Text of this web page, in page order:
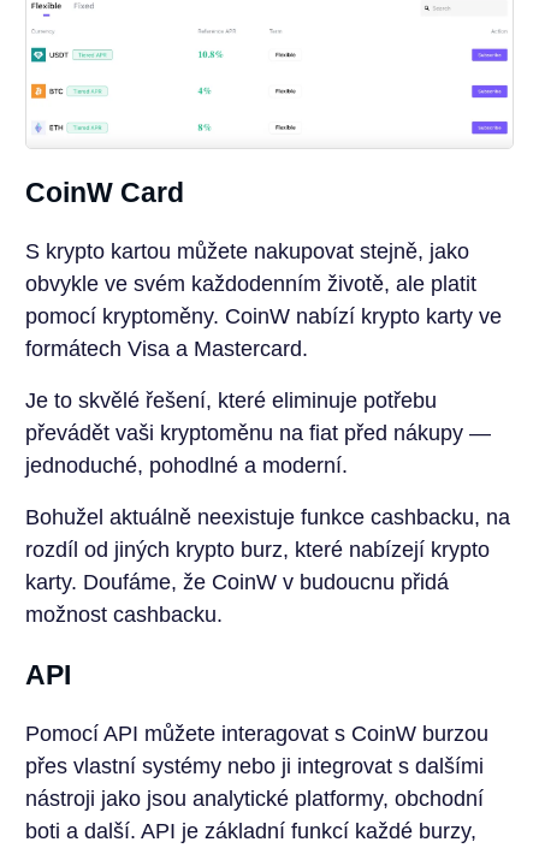
CoinW Card
S krypto kartou můžete nakupovat stejně, jako
obvykle ve svém každodenním životě, ale platit
pomocí kryptoměny. CoinW nabízí krypto karty ve
formátech Visa a Mastercard.
Je to skvělé řešení, které eliminuje potřebu
převádět vaši kryptoměnu na fiat před nákupy —
jednoduché, pohodlné a moderní.
Bohužel aktuálně neexistuje funkce cashbacku, na
rozdíl od jiných krypto burz, které nabízejí krypto
karty. Doufáme, že CoinW v budoucnu přidá
možnost cashbacku.
API
Pomocí API můžete interagovat s CoinW burzou
přes vlastní systémy nebo ji integrovat s dalšími
nástroji jako jsou analytické platformy, obchodní
boti a další. API je základní funkcí každé burzy,